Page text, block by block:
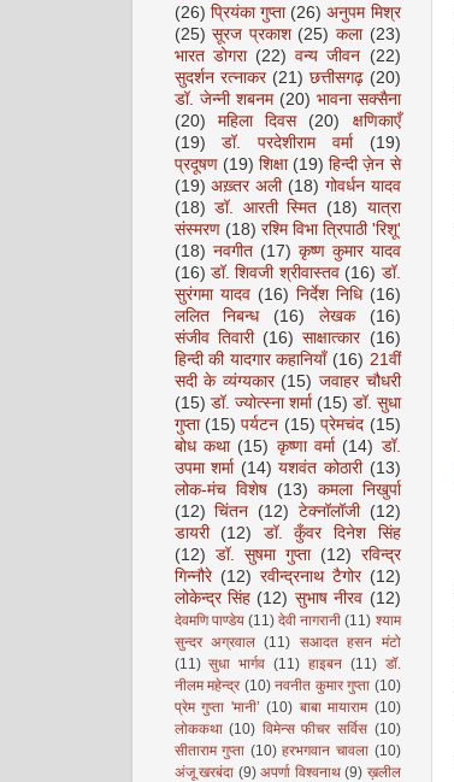
(26) प्रियंका गुप्ता (26) अनुपम मिश्र
(25) सूरज प्रकाश (25) कला (23)
भारत डोगरा (22) वन्य जीवन (22)
सुदर्शन रत्नाकर (21) छत्तीसगढ़ (20)
डॉ. जेन्नी शबनम (20) भावना सक्सैना
(20)
महिला दिवस (20)
क्षणिकाएँ
(19)
डॉ. परदेशीराम वर्मा
(19)
प्रदूषण (19) शिक्षा (19) हिन्दी ज़ेन से
(19) अख़्तर अली (18) गोवर्धन यादव
(18) डॉ. आरती स्मित (18) यात्रा
संस्मरण (18) रश्मि विभा त्रिपाठी 'रिशू'
(18) नवगीत (17) कृष्ण कुमार यादव
(16) डॉ. शिवजी श्रीवास्तव (16) डॉ.
सुरंगमा यादव (16) निर्देश निधि (16)
ललित निबन्ध
(16) लेखक
(16)
संजीव तिवारी (16) साक्षात्कार (16)
हिन्दी की यादगार कहानियाँ (16) 21वीं
सदी के व्यंग्यकार (15) जवाहर चौधरी
(15) डॉ. ज्योत्स्ना शर्मा (15) डॉ. सुधा
गुप्ता (15) पर्यटन (15) प्रेमचंद (15)
बोध कथा (15) कृष्णा वर्मा (14) डॉ.
उपमा शर्मा (14) यशवंत कोठारी (13)
लोक-मंच विशेष
(13) कमला निखुर्पा
(12) चिंतन (12) टेक्नॉलॉजी
(12)
डायरी
(12)
डॉ. कुँवर दिनेश सिंह
(12) डॉ. सुषमा गुप्ता (12) रविन्द्र
गिन्नौरे (12) रवीन्द्रनाथ टैगोर (12)
लोकेन्द्र सिंह (12) सुभाष नीरव (12)
देवमणि पाण्डेय (11) देवी नागरानी (11) श्याम
सुन्दर अग्रवाल (11) सआदत हसन मंटो
(11) सुधा भार्गव (11) हाइबन (11) डॉ.
नीलम महेन्द्र (10) नवनीत कुमार गुप्ता (10)
प्रेम गुप्ता 'मानी’ (10) बाबा मायाराम (10)
लोककथा (10) विमेन्स फीचर सर्विस (10)
सीताराम गुप्ता (10) हरभगवान चावला (10)
अंजू खरबंदा (9) अपर्णा विश्वनाथ (9) ख़लील